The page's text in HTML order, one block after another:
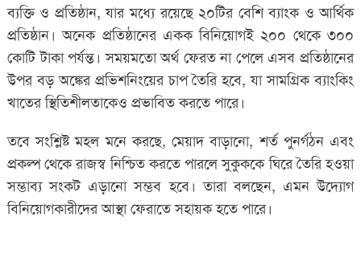
ব্যক্তি ও প্রতিষ্ঠান, যার মধ্যে রয়েছে ২০টির বেশি ব্যাংক ও আর্থিক
প্রতিষ্ঠান। অনেক প্রতিষ্ঠানের একক বিনিয়োগই ২০০ থেকে ৩০০
কোটি টাকা পর্যন্ত। সময়মতো অর্থ ফেরত না পেলে এসব প্রতিষ্ঠানের
উপর বড় অঙ্কের প্রভিশনিংয়ের চাপ তৈরি হবে, যা সামগ্রিক ব্যাংকিং
খাতের স্থিতিশীলতাকেও প্রভাবিত করতে পারে।
তবে সংশ্লিষ্ট মহল মনে করছে, মেয়াদ বাড়ানো, শর্ত পুনর্গঠন এবং
প্রকল্প থেকে রাজস্ব নিশ্চিত করতে পারলে সুকুককে ঘিরে তৈরি হওয়া
সম্ভাব্য সংকট এড়ানো সম্ভব হবে। তারা বলছেন, এমন উদ্যোগ
বিনিয়োগকারীদের আস্থা ফেরাতে সহায়ক হতে পারে।